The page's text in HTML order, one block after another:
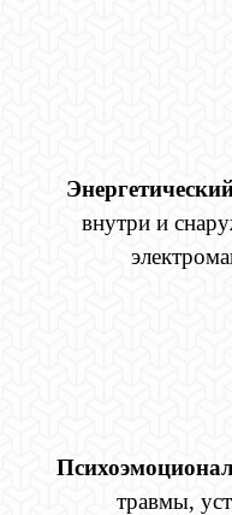
внутри и
травмы,